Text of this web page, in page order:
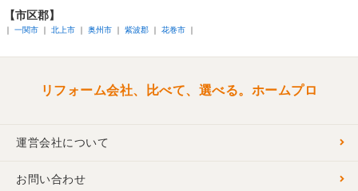
【市区郡】
一関市 北上市 奥州市 紫波郡 花巻市
リフォーム会社、比べて、選べる。ホームプロ
運営会社について
お問い合わせ